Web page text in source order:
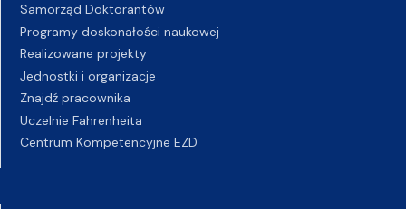
Samorząd Doktorantów
Programy doskonałości naukowej
Realizowane projekty
Jednostki i organizacje
Znajdź pracownika
Uczelnie Fahrenheita
Centrum Kompetencyjne EZD